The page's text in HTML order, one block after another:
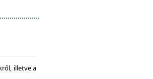
illetve a